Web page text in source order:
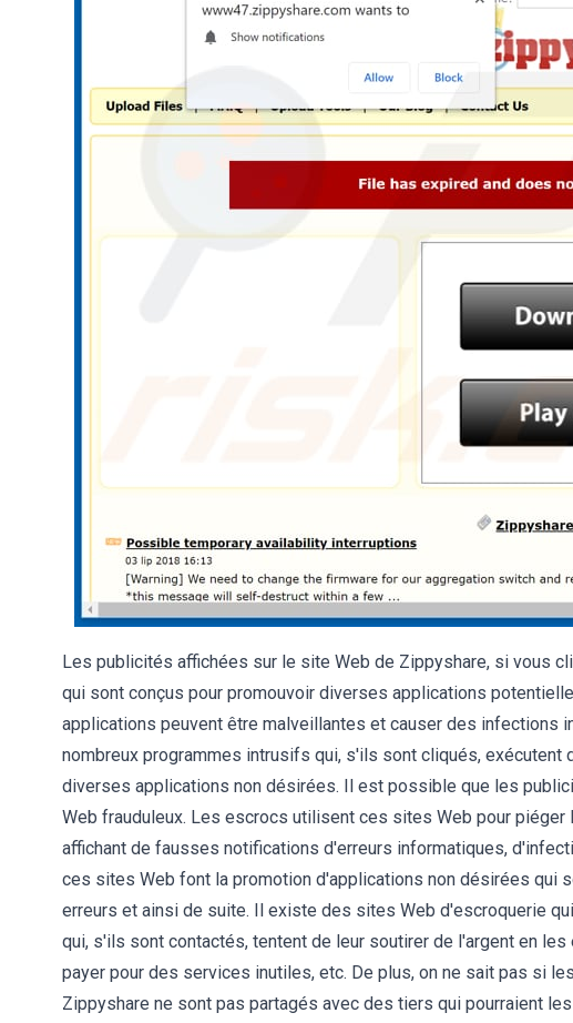
Les publicités affichées sur le site Web de Zippyshare, si vous
qui sont conçus pour promouvoir diverses applications
applications peuvent être malveillantes et causer des infections
nombreux programmes intrusifs qui, s'ils sont cliqués,
diverses applications non désirées. Il est possible que les
Web frauduleux. Les escrocs utilisent ces sites Web pour
affichant de fausses notifications d'erreurs informatiques,
ces sites Web font la promotion d'applications non désirées qui
erreurs et ainsi de suite. Il existe des sites Web d'escroquerie
qui, s'ils sont contactés, tentent de leur soutirer de l'argent en
payer pour des services inutiles, etc. De plus, on ne sait pas si
Zippyshare ne sont pas partagés avec des tiers qui pourraient